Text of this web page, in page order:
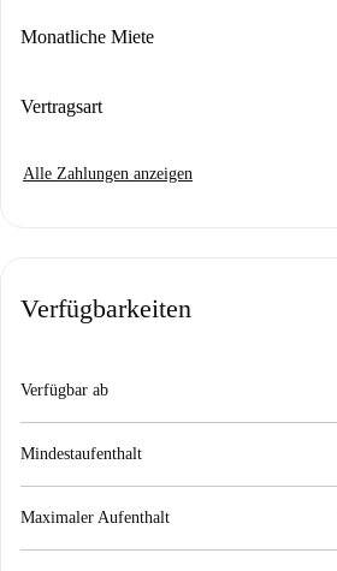
Monatliche Miete
Vertragsart
Alle Zahlungen anzeigen
Verfügbarkeiten
Verfügbar ab
Mindestaufenthalt
Maximaler Aufenthalt